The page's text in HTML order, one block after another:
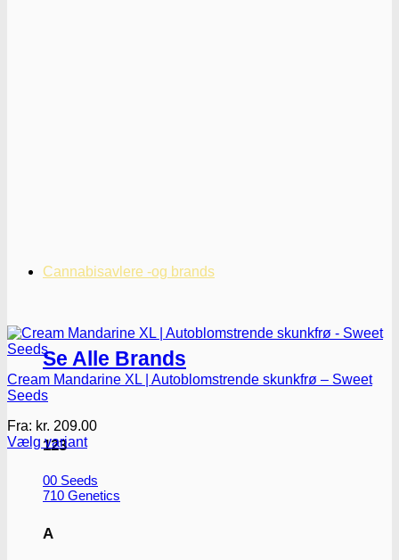
Cannabisavlere -og brands
Se Alle Brands
123
00 Seeds
710 Genetics
A
Cream Mandarine XL | Autoblomstrende skunkfrø – Sweet
Seeds
Fra: kr. 209.00
Vælg variant
Mulighederne